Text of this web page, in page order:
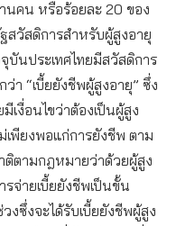
นคน หรือร้อยละ 20 ของ
สวัสดิการสำหรับผู้สูงอายุ
บันประเทศไทยมีสวัสดิการ
า “เบี้ยยังชีพผู้สูงอายุ” ซึ่ง
เงื่อนไขว่าต้องเป็นผู้สูง
เพียงพอแก่การยังชีพ ตาม
ตามกฎหมายว่าด้วยผู้สูง
จ่ายเบี้ยยังชีพเป็นขั้น
งซึ่งจะได้รับเบี้ยยังชีพผู้สูง